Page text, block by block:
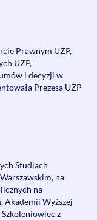
Prawnym UZP,
UZP,
i decyzji w
Prezesa UZP
Studiach
na
na
Akademii Wyższej
z